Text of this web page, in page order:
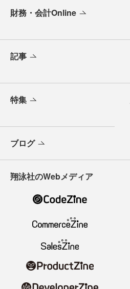
財務・会計Online
記事
特集
ブログ
翔泳社のWebメディア